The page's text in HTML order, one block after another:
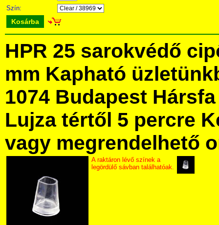
Szín:
Kosárba
HPR 25 sarokvédő
mm Kapható
1074 Budapest
Lujza tértől 5 percre
vagy megrendelhető
A raktáron lévő színek a
legördülő sávban találhatóak.